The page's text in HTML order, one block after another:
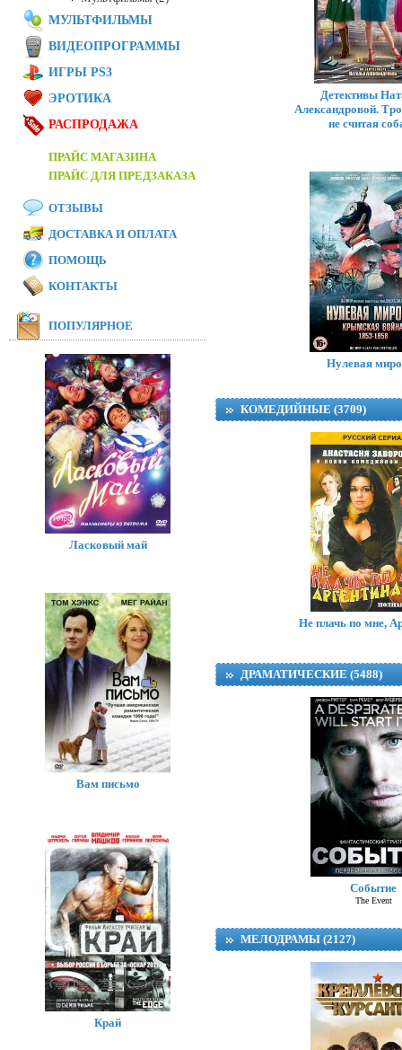
Детективы
Александровой.
не считая
Нулевая
Удивительные
КОМЕДИЙНЫЕ (3709)
Не плачь по мне,
ДРАМАТИЧЕСКИЕ (5488)
Событие
The Event
МЕЛОДРАМЫ (2127)
МУЛЬТФИЛЬМЫ
ВИДЕОПРОГРАММЫ
ИГРЫ PS3
ЭРОТИКА
РАСПРОДАЖА
ПРАЙС МАГАЗИНА
ПРАЙС ДЛЯ ПРЕДЗАКАЗА
ОТЗЫВЫ
ДОСТАВКА И ОПЛАТА
ПОМОЩЬ
КОНТАКТЫ
ПОПУЛЯРНОЕ
Ласковый май
Вам письмо
Край